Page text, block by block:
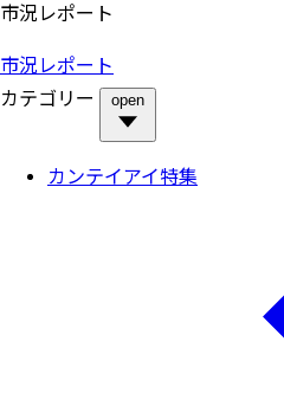
市況レポート
市況レポート
カテゴリー
open
カンテイアイ特集